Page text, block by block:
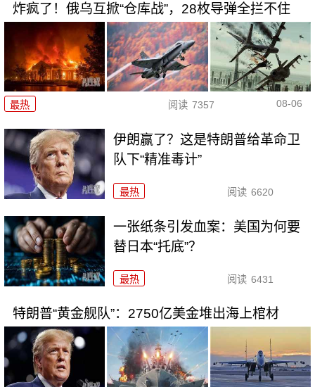
炸疯了！俄乌互掀“仓库战”，28枚导弹全拦不住
最热 阅读 7357 08-06
伊朗赢了？这是特朗普给革命卫
队下“精准毒计”
最热 阅读 6620
一张纸条引发血案：美国为何要
替日本“托底”？
最热 阅读 6431
特朗普“黄金舰队”：2750亿美金堆出海上棺材